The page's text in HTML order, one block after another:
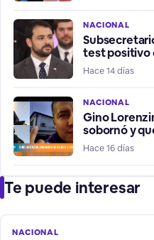
NACIONAL
test positivo
consumidor
Hace 14 días
NACIONAL
Gino
sobornó y
estafas
Hace 16 días
Te puede interesar
NACIONAL